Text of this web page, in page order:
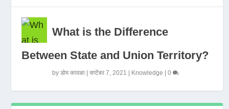
What is the Difference
Between State and Union Territory?
byडोम कावळा |सप्टेंबर 7, 2021 Knowledge |0